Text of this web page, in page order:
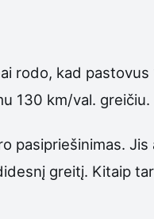
rodo, kad
130 km/val. greičiu.
pasipriešinimas.
greitį. Kitaip